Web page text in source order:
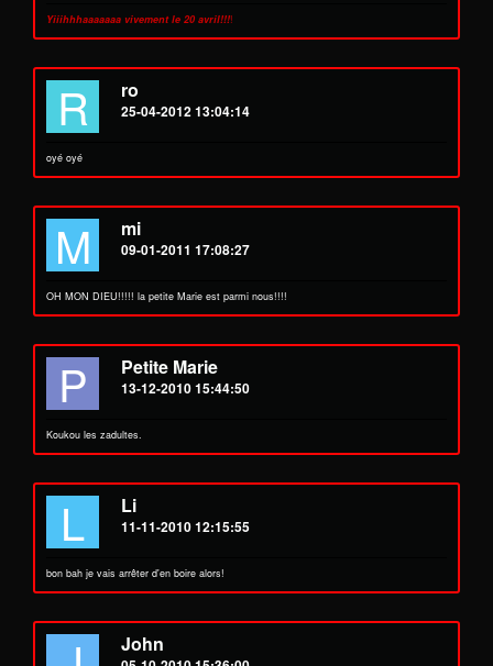
Yiiihhhaaaaaaa vivement le 20 avril!!!!
R ro
25-04-2012 13:04:14
oyé oyé
M mi
09-01-2011 17:08:27
OH MON DIEU!!!!! la petite Marie est parmi nous!!!!
P Petite Marie
13-12-2010 15:44:50
Koukou les zadultes.
L Li
11-11-2010 12:15:55
bon bah je vais arrêter d'en boire alors!
John